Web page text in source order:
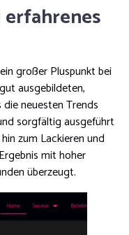
großer Pluspunkt bei
ausgebildeten,
neuesten Trends
sorgfältig ausgeführt
zum Lackieren und
mit hoher
überzeugt.